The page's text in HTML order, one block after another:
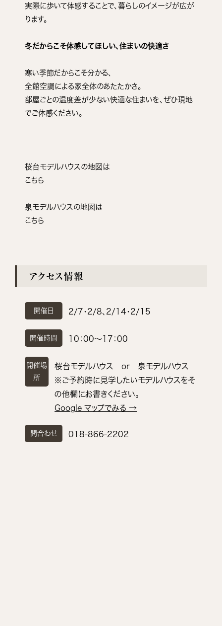
実際に歩いて体感することで、暮らしのイメージが広が
ります。
冬だからこそ体感してほしい、住まいの快適さ
寒い季節だからこそ分かる、
全館空調による家全体のあたたかさ。
部屋ごとの温度差が少ない快適な住まいを、ぜひ現地
でご体感ください。
桜台モデルハウスの地図は
こちら
泉モデルハウスの地図は
こちら
アクセス情報
開催日 2/7・2/8、2/14・2/15
開催時間 10：00～17：00
開催場
所
桜台モデルハウス or 泉モデルハウス
※ご予約時に見学したいモデルハウスをそ
の他欄にお書きください。
Google マップでみる →
問合わせ 018-866-2202